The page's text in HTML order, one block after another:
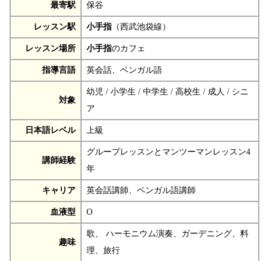
最寄駅 保谷
レッスン駅 小手指 （西武池袋線）
レッスン場所 小手指のカフェ
指導言語 英会話、ベンガル語
対象
幼児 / 小学生 / 中学生 / 高校生 / 成人 / シニ
ア
日本語レベル 上級
講師経験
グループレッスンとマンツーマンレッスン4
年
キャリア 英会話講師、ベンガル語講師
血液型 O
趣味
歌、 ハーモニウム演奏、ガーデニング、料
理、旅行